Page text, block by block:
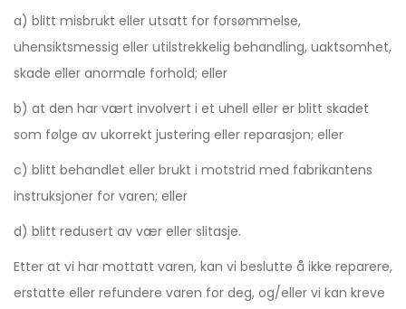
a) blitt misbrukt eller utsatt for forsømmelse,
uhensiktsmessig eller utilstrekkelig behandling, uaktsomhet,
skade eller anormale forhold; eller
b) at den har vært involvert i et uhell eller er blitt skadet
som følge av ukorrekt justering eller reparasjon; eller
c) blitt behandlet eller brukt i motstrid med fabrikantens
instruksjoner for varen; eller
d) blitt redusert av vær eller slitasje.
Etter at vi har mottatt varen, kan vi beslutte å ikke reparere,
erstatte eller refundere varen for deg, og/eller vi kan kreve